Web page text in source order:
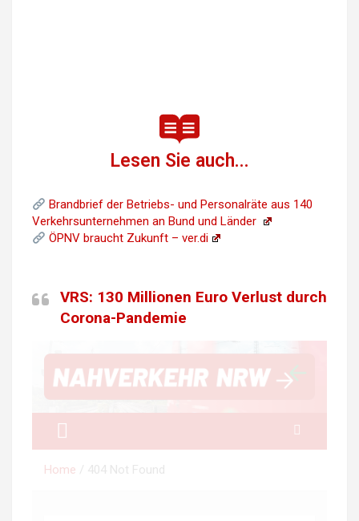
Lesen Sie auch...
Brandbrief der Betriebs- und Personalräte aus 140
Verkehrsunternehmen an Bund und Länder
ÖPNV braucht Zukunft – ver.di
VRS: 130 Millionen Euro Verlust durch
Corona-Pandemie